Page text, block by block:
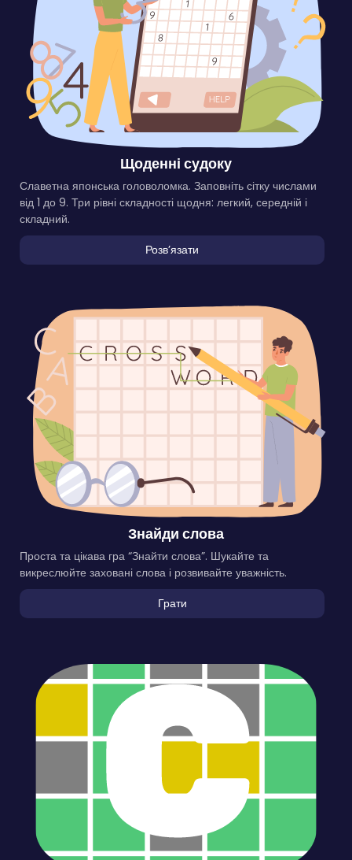
Щоденні судоку
Славетна японська головоломка. Заповніть сітку числами
від 1 до 9. Три рівні складності щодня: легкий, середній і
складний.
Розвʼязати
Знайди слова
Проста та цікава гра “Знайти слова”. Шукайте та
викреслюйте заховані слова і розвивайте уважність.
Грати